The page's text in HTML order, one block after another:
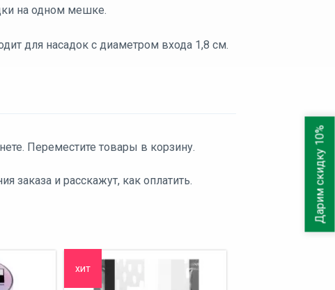
на одном мешке.
для насадок с диаметром входа 1,8 см.
Переместите товары в корзину.
и расскажут, как оплатить.
хит
Дарим скидку 10%